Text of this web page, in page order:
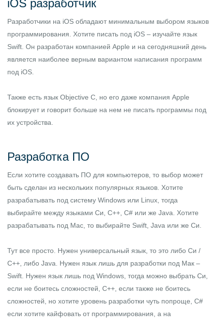
iOS разработчик
Разработчики на iOS обладают минимальным выбором языков
программирования. Хотите писать под iOS – изучайте язык
Swift. Он разработан компанией Apple и на сегодняшний день
является наиболее верным вариантом написания программ
под iOS.
Также есть язык Objective C, но его даже компания Apple
блокирует и говорит больше на нем не писать программы под
их устройства.
Разработка ПО
Если хотите создавать ПО для компьютеров, то выбор может
быть сделан из нескольких популярных языков. Хотите
разрабатывать под систему Windows или Linux, тогда
выбирайте между языками Си, С++, C# или же Java. Хотите
разрабатывать под Mac, то выбирайте Swift, Java или же Си.
Тут все просто. Нужен универсальный язык, то это либо Си /
C++, либо Java. Нужен язык лишь для разработки под Мак –
Swift. Нужен язык лишь под Windows, тогда можно выбрать Си,
если не боитесь сложностей, С++, если также не боитесь
сложностей, но хотите уровень разработки чуть попроще, C#
если хотите кайфовать от программирования, а на